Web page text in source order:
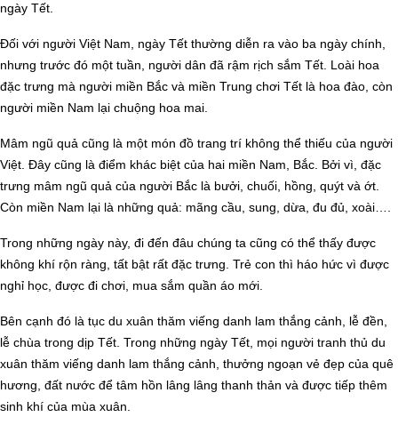
ngày Tết.
Đối với người Việt Nam, ngày Tết thường diễn ra vào ba ngày chính,
nhưng trước đó một tuần, người dân đã rậm rịch sắm Tết. Loài hoa
đặc trưng mà người miền Bắc và miền Trung chơi Tết là hoa đào, còn
người miền Nam lại chuộng hoa mai.
Mâm ngũ quả cũng là một món đồ trang trí không thể thiếu của người
Việt. Đây cũng là điểm khác biệt của hai miền Nam, Bắc. Bởi vì, đặc
trưng mâm ngũ quả của người Bắc là bưởi, chuối, hồng, quýt và ớt.
Còn miền Nam lại là những quả: mãng cầu, sung, dừa, đu đủ, xoài….
Trong những ngày này, đi đến đâu chúng ta cũng có thể thấy được
không khí rộn ràng, tất bật rất đặc trưng. Trẻ con thì háo hức vì được
nghỉ học, được đi chơi, mua sắm quần áo mới.
Bên cạnh đó là tục du xuân thăm viếng danh lam thắng cảnh, lễ đền,
lễ chùa trong dịp Tết. Trong những ngày Tết, mọi người tranh thủ du
xuân thăm viếng danh lam thắng cảnh, thưởng ngoạn vẻ đẹp của quê
hương, đất nước để tâm hồn lâng lâng thanh thản và được tiếp thêm
sinh khí của mùa xuân.